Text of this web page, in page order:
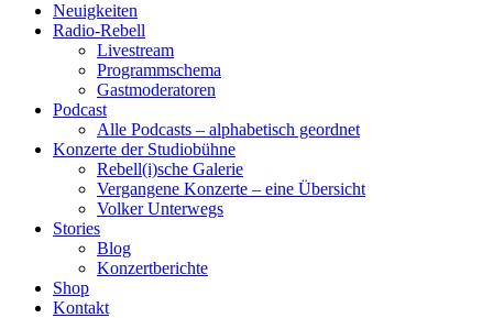
Neuigkeiten
Radio-Rebell
Livestream
Programmschema
Gastmoderatoren
Podcast
Alle Podcasts – alphabetisch geordnet
Konzerte der Studiobühne
Rebell(i)sche Galerie
Vergangene Konzerte – eine Übersicht
Volker Unterwegs
Stories
Blog
Konzertberichte
Shop
Kontakt